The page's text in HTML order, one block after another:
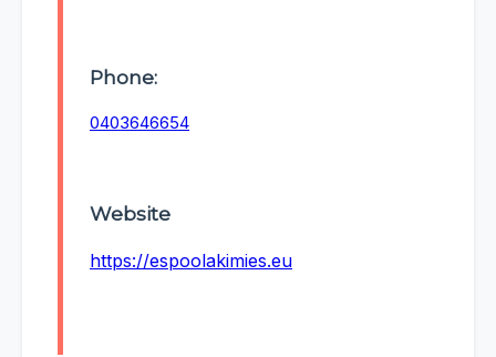
Phone:
0403646654
Website
https://espoolakimies.eu